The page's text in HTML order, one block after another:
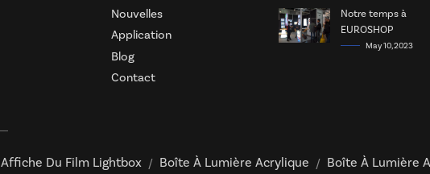
Nouvelles
Application
Blog
Contact
Notre temps à
EUROSHOP
May 10, 2023
Affiche Du Film Lightbox / Boîte À Lumière Acrylique / Boîte À Lumière